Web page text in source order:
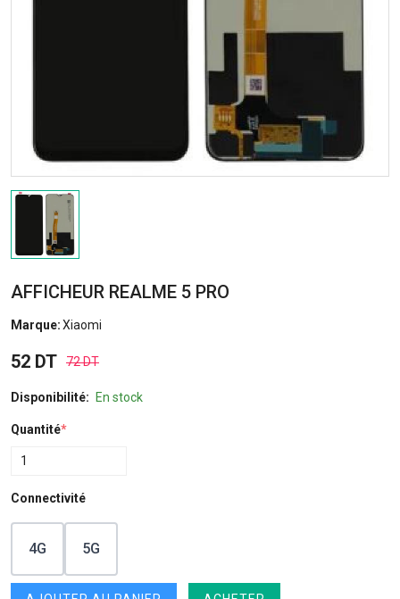
AFFICHEUR REALME 5 PRO
Marque:Xiaomi
52 DT 72 DT
Disponibilité: En stock
Quantité*
Connectivité
4G 5G